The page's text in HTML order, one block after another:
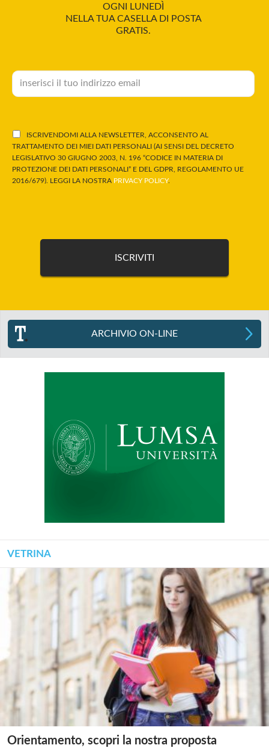
OGNI LUNEDÌ
NELLA TUA CASELLA DI POSTA
GRATIS.
ISCRIVENDOMI ALLA NEWSLETTER, ACCONSENTO AL
TRATTAMENTO DEI MIEI DATI PERSONALI (AI SENSI DEL DECRETO
LEGISLATIVO 30 GIUGNO 2003, N. 196 “CODICE IN MATERIA DI
PROTEZIONE DEI DATI PERSONALI” E DEL GDPR, REGOLAMENTO UE
2016/679). LEGGI LA NOSTRA PRIVACY POLICY.
ARCHIVIO ON-LINE
VETRINA
Orientamento, scopri la nostra proposta